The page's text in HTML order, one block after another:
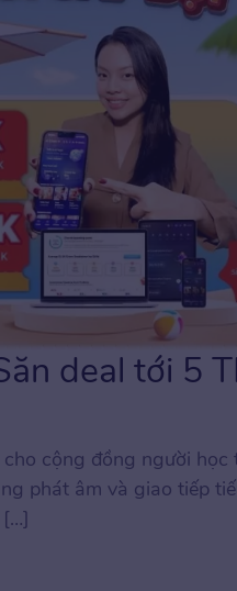
deal tới 5
cộng đồng người
phát âm và giao tiếp
[…]